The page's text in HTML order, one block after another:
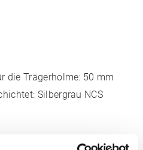
die Trägerholme: 50 mm
Silbergrau NCS